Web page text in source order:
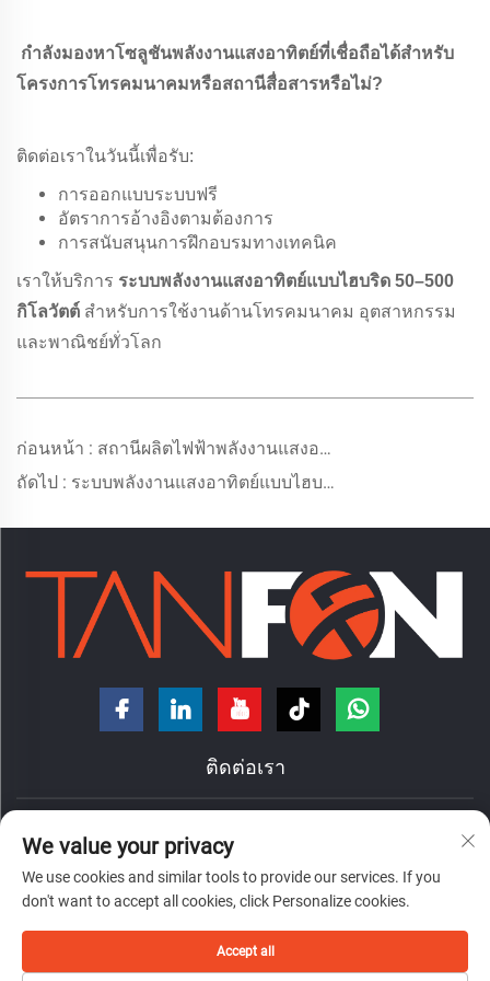
กำลังมองหาโซลูชันพลังงานแสงอาทิตย์ที่เชื่อถือได้สำหรับ
โครงการโทรคมนาคมหรือสถานีสื่อสารหรือไม่?
ติดต่อเราในวันนี้เพื่อรับ:
การออกแบบระบบฟรี
อัตราการอ้างอิงตามต้องการ
การสนับสนุนการฝึกอบรมทางเทคนิค
เราให้บริการ ระบบพลังงานแสงอาทิตย์แบบไฮบริด 50–500
กิโลวัตต์ สำหรับการใช้งานด้านโทรคมนาคม อุตสาหกรรม
และพาณิชย์ทั่วโลก
ก่อนหน้า : สถานีผลิตไฟฟ้าพลังงานแสงอาทิตย์แบบไฮบริด 1 เมกะวัตต์สำหรับหมู่บ้านในลูบุมบาชี สาธารณรัฐประชาธิปไตยคองโก
ถัดไป : ระบบพลังงานแสงอาทิตย์แบบไฮบริด 800 กิโลวัตต์-ชั่วโมง สำหรับหมู่บ้านในโซโกยา ประเทศชาด
ติดต่อเรา
ถนนหงเต๋ เลขที่ 7 ตำบลหนานจ้วง แขวงฉานเฉิง เมืองฝอซาน
มณฑลกว่างตง ประเทศจีน
+86-18098194312
We value your privacy
We use cookies and similar tools to provide our services. If you
don't want to accept all cookies, click Personalize cookies.
Accept all